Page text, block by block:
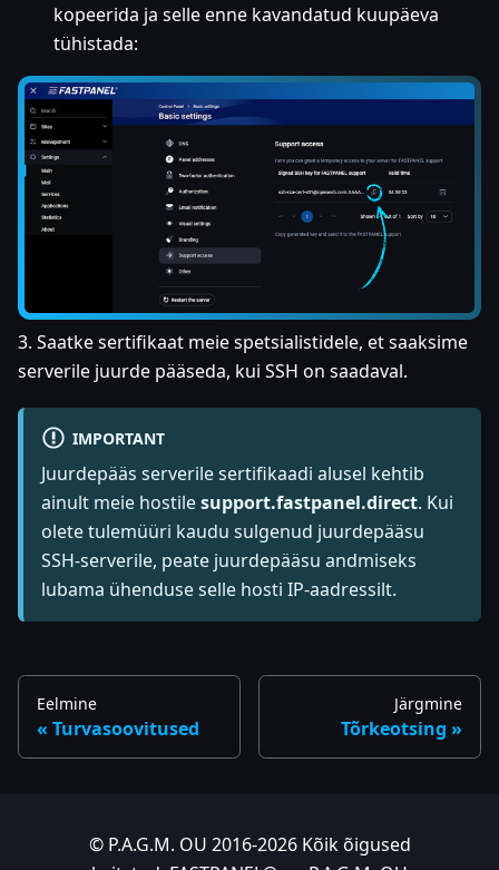
kopeerida ja selle enne kavandatud kuupäeva
tühistada:
3. Saatke sertifikaat meie spetsialistidele, et saaksime
serverile juurde pääseda, kui SSH on saadaval.
IMPORTANT
Juurdepääs serverile sertifikaadi alusel kehtib
ainult meie hostilesupport.fastpanel.direct. Kui
olete tulemüüri kaudu sulgenud juurdepääsu
SSH-serverile, peate juurdepääsu andmiseks
lubama ühenduse selle hosti IP-aadressilt.
Eelmine
Turvasoovitused
Järgmine
Tõrkeotsing
© P.A.G.M. OU 2016-2026 Kõik õigused